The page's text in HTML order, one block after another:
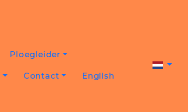
Ploegleider
Contact English